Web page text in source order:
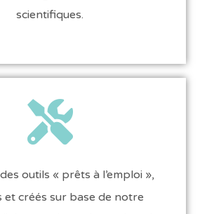
scientifiques.
outils « prêts à l’emploi »,
et créés sur base de notre